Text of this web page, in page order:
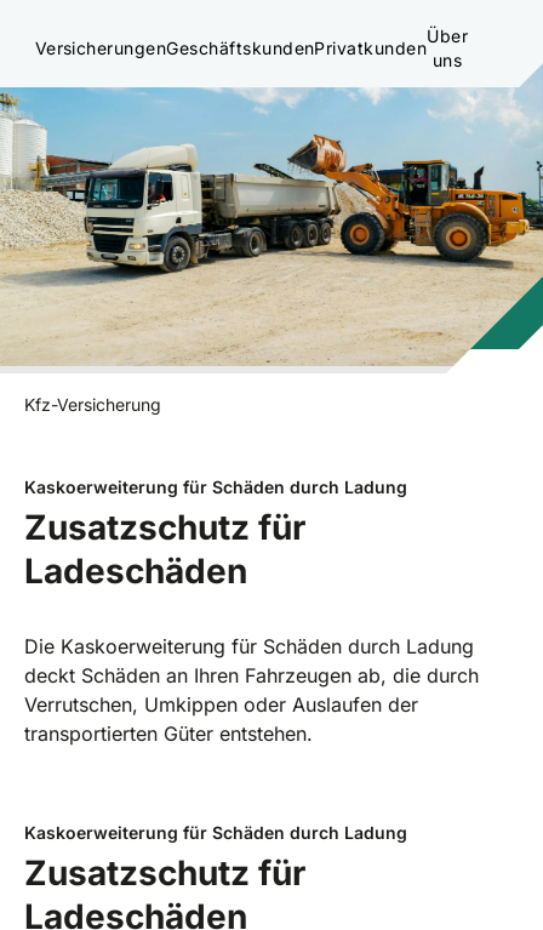
VersicherungenGeschäftskundenPrivatkunden
Über
uns
Kfz-Versicherung
Kaskoerweiterung für Schäden durch Ladung
Zusatzschutz für
Ladeschäden
Die Kaskoerweiterung für Schäden durch Ladung
deckt Schäden an Ihren Fahrzeugen ab, die durch
Verrutschen, Umkippen oder Auslaufen der
transportierten Güter entstehen.
Kaskoerweiterung für Schäden durch Ladung
Zusatzschutz für
Ladeschäden